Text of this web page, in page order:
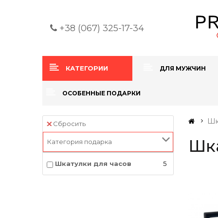
+38 (067) 325-17-34
КАТЕГОРИИ ДЛЯ МУЖЧИН
ОСОБЕННЫЕ ПОДАРКИ
Сбросить
Категория подарка
Шкатулки для часов 5